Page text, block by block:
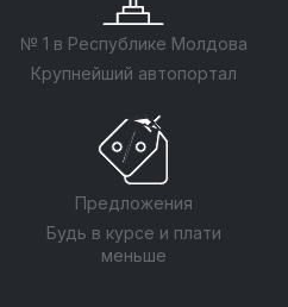
№ 1 в Республике Молдова
Крупнейший автопортал
Предложения
Будь в курсе и плати
меньше